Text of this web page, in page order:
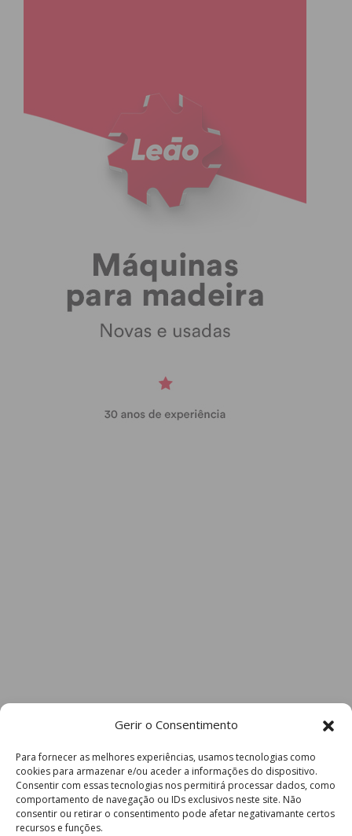
Gerir o Consentimento
Para fornecer as melhores experiências, usamos tecnologias como
cookies para armazenar e/ou aceder a informações do dispositivo.
Consentir com essas tecnologias nos permitirá processar dados, como
comportamento de navegação ou IDs exclusivos neste site. Não
consentir ou retirar o consentimento pode afetar negativamante certos
recursos e funções.